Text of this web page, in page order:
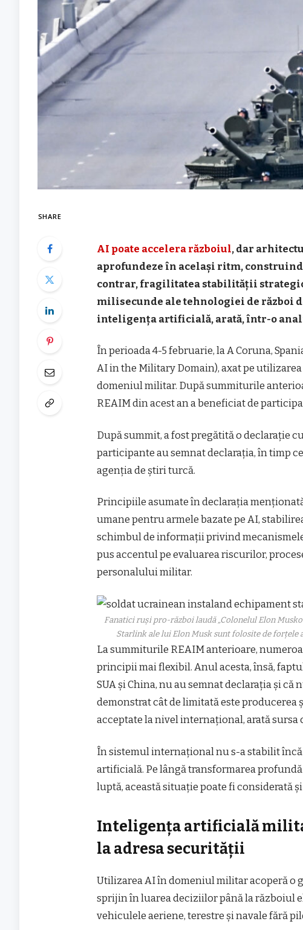
SHARE
AI poate accelera războiul, dar
aprofundeze în același ritm,
contrar, fragilitatea stabilității
milisecunde ale tehnologiei de război
inteligența artificială, arată, într-o
În perioada 4-5 februarie, la A Coruna,
AI in the Military Domain), axat pe
domeniul militar. După summiturile
REAIM din acest an a beneficiat de
După summit, a fost pregătită o declarație
participante au semnat declarația, în timp
agenția de știri turcă.
Principiile asumate în declarația
umane pentru armele bazate pe AI,
schimbul de informații privind
pus accentul pe evaluarea riscurilor,
personalului militar.
Fanatici ruși pro-război laudă „Colonelul Elon
Starlink ale lui Elon Musk sunt folosite de forțele
La summiturile REAIM anterioare,
principii mai flexibil. Anul acesta, însă,
SUA și China, nu au semnat declarația și
demonstrat cât de limitată este
acceptate la nivel internațional, arată sursa
În sistemul internațional nu s-a stabilit
artificială. Pe lângă transformarea
luptă, această situație poate fi considerată
Inteligența artificială
la adresa securității
Utilizarea AI în domeniul militar acoperă o
sprijin în luarea deciziilor până la războiul
vehiculele aeriene, terestre și navale fără